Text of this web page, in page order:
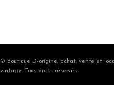
© Boutique D-origine, achat, vente et
vintage. Tous droits réservés.